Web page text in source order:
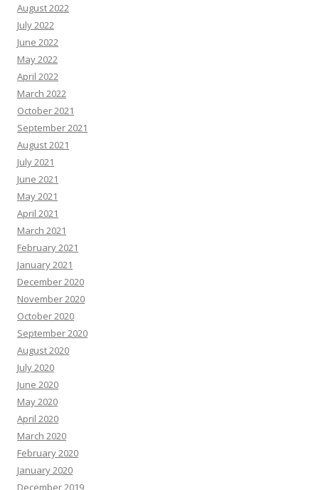
August 2022
July 2022
June 2022
May 2022
April 2022
March 2022
October 2021
September 2021
August 2021
July 2021
June 2021
May 2021
April 2021
March 2021
February 2021
January 2021
December 2020
November 2020
October 2020
September 2020
August 2020
July 2020
June 2020
May 2020
April 2020
March 2020
February 2020
January 2020
December 2019